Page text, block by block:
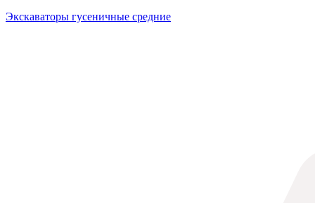
Экскаваторы гусеничные средние